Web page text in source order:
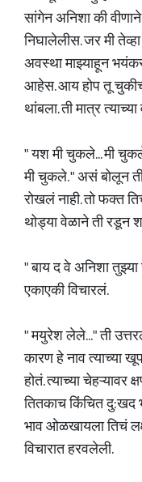
सांगेन अनिशा की
निघालेलीस. जर मी
अवस्था माझ्याहून
आहेस. आय होप तू
थांबला. ती मात्र
" यश मी चुकले... मी
मी चुकले. " असं बोलून ती
रोखलं नाही. तो फक्त
थोड्या वेळाने ती रडून
" बाय द वे अनिशा
एकाएकी विचारलं.
" मयुरेश लेले..." ती
कारण हे नाव
होतं. त्याच्या
तितकाच किंचित दु:खद
भाव ओळखायला तिचं
विचारात हरवलेली.